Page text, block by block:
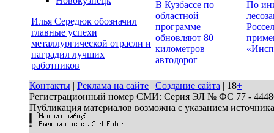
Илья Середюк обозначил
главные успехи
металлургической отрасли и
наградил лучших
работников
В Кузбассе по
областной
программе
обновляют 80
километров
автодорог
По
Контакты | Реклама на сайте | Создание сайта | 18+
Регистрационный номер СМИ: Серия ЭЛ № ФС 77 - 44486
Публикация материалов возможна с указанием